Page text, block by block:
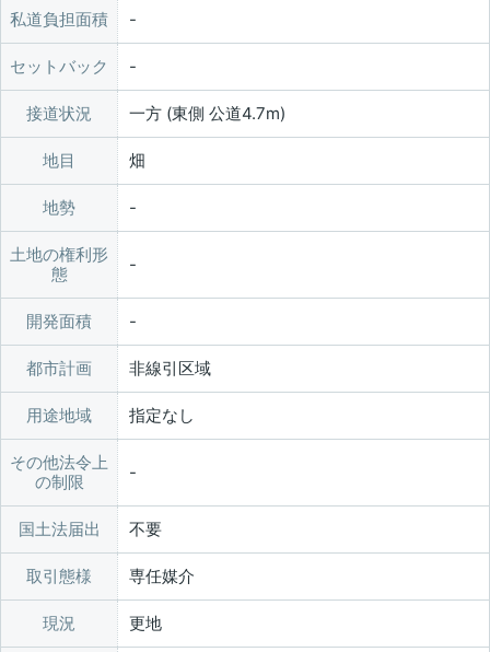
私道負担面積
セットバック
接道状況 一方 (東側 公道4.7m)
地目 畑
地勢
土地の権利形
態
開発面積
都市計画 非線引区域
用途地域 指定なし
その他法令上
の制限
国土法届出 不要
取引態様 専任媒介
現況 更地